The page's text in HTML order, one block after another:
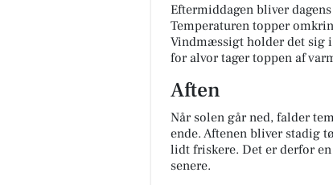
Eftermiddagen bliver
Temperaturen topper
Vindmæssigt holder det sig
for alvor tager toppen af
Aften
Når solen går ned, falder
ende. Aftenen bliver stadig
lidt friskere. Det er derfor
senere.